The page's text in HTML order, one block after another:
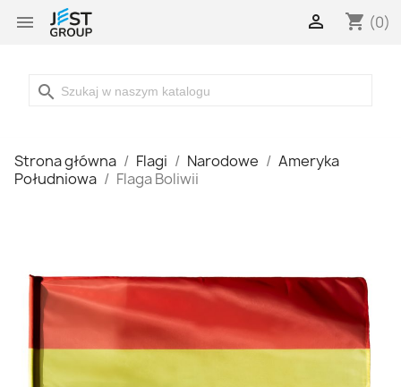
 shopping_cart (0)

search
Strona główna Flagi Narodowe
Ameryka
Południowa
Flaga Boliwii